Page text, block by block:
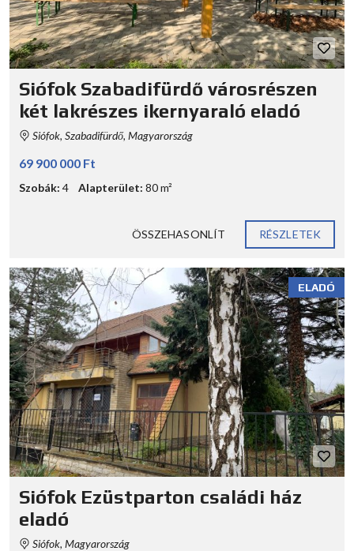
Siófok Szabadifürdő városrészen
két lakrészes ikernyaraló eladó
Siófok, Szabadifürdő, Magyarország
69 900 000 Ft
Szobák: 4 Alapterület: 80 m²
ÖSSZEHASONLÍT RÉSZLETEK
ELADÓ
Siófok Ezüstparton családi ház
eladó
Siófok, Magyarország